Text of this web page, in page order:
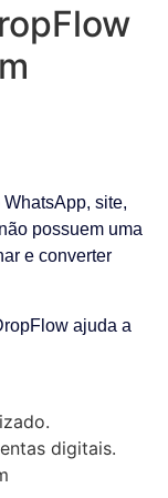
site,
possuem uma
e converter
ajuda a
digitais.